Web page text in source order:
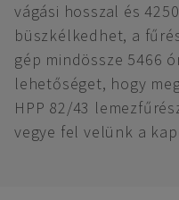
vágási hosszal és
büszkélkedhet, a
gép mindössze 5466
lehetőséget, hogy
HPP 82/43
vegye fel velünk a